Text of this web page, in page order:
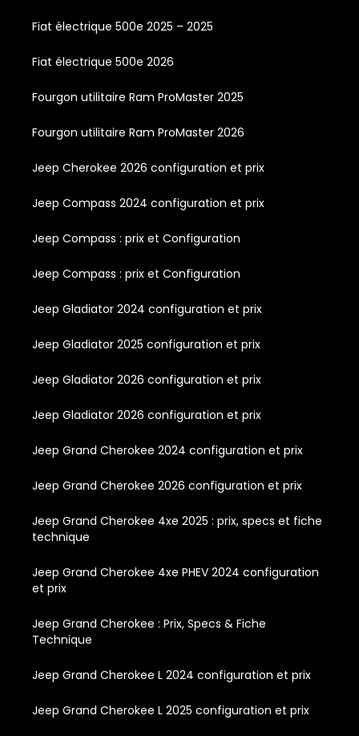
Fiat électrique 500e 2025 – 2025
Fiat électrique 500e 2026
Fourgon utilitaire Ram ProMaster 2025
Fourgon utilitaire Ram ProMaster 2026
Jeep Cherokee 2026 configuration et prix
Jeep Compass 2024 configuration et prix
Jeep Compass : prix et Configuration
Jeep Compass : prix et Configuration
Jeep Gladiator 2024 configuration et prix
Jeep Gladiator 2025 configuration et prix
Jeep Gladiator 2026 configuration et prix
Jeep Gladiator 2026 configuration et prix
Jeep Grand Cherokee 2024 configuration et prix
Jeep Grand Cherokee 2026 configuration et prix
Jeep Grand Cherokee 4xe 2025 : prix, specs et fiche
technique
Jeep Grand Cherokee 4xe PHEV 2024 configuration
et prix
Jeep Grand Cherokee : Prix, Specs & Fiche
Technique
Jeep Grand Cherokee L 2024 configuration et prix
Jeep Grand Cherokee L 2025 configuration et prix